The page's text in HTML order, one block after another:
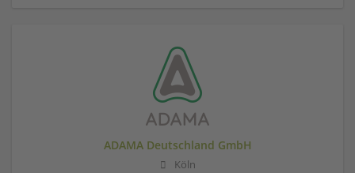
ADAMA Deutschland GmbH
Köln